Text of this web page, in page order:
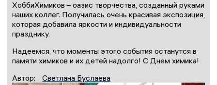
ХоббиХимиков – оазис творчества, созданный руками
наших коллег. Получилась очень красивая экспозиция,
которая добавила яркости и индивидуальности
празднику.
Надеемся, что моменты этого события останутся в
памяти химиков и их детей надолго! С Днем химика!
Автор:
Светлана Буслаева